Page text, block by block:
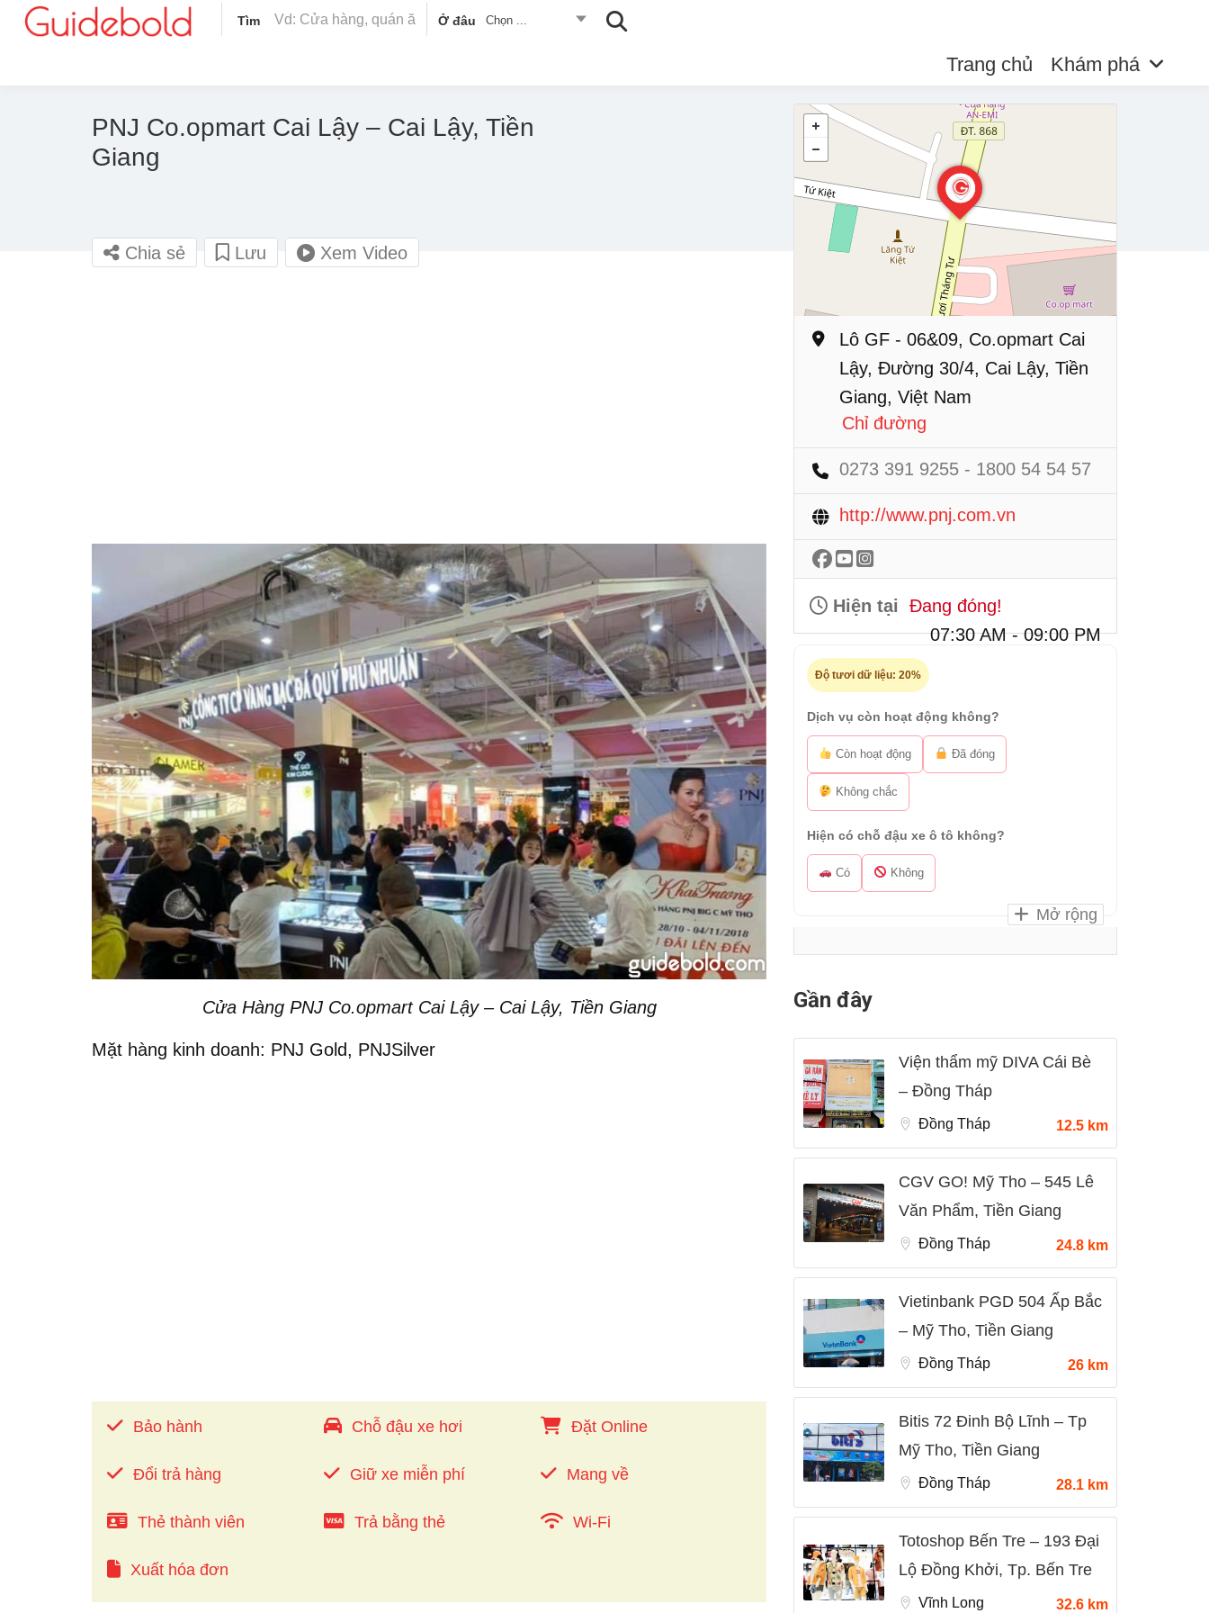
Tìm Ở đâu Chọn ...
Trang chủ Khám phá
PNJ Co.opmart Cai Lậy – Cai Lậy, Tiền
Giang
Chia sẻ Lưu Xem Video
Cửa Hàng PNJ Co.opmart Cai Lậy – Cai Lậy, Tiền Giang
Mặt hàng kinh doanh: PNJ Gold, PNJSilver
Bảo hành Chỗ đậu xe hơi Đặt Online
Đổi trả hàng Giữ xe miễn phí Mang về
Thẻ thành viên Trả bằng thẻ Wi-Fi
Xuất hóa đơn
Lô GF - 06&09, Co.opmart Cai
Lậy, Đường 30/4, Cai Lậy, Tiền
Giang, Việt Nam
Chỉ đường
0273 391 9255 - 1800 54 54 57
http://www.pnj.com.vn
Hiện tại
Đang đóng!
07:30 AM - 09:00 PM
Độ tươi dữ liệu: 20%
Dịch vụ còn hoạt động không?
Còn hoạt động Đã đóng
Không chắc
Hiện có chỗ đậu xe ô tô không?
Có Không
Mở rộng
Gần đây
Viện thẩm mỹ DIVA Cái Bè
– Đồng Tháp
Đồng Tháp 12.5 km
CGV GO! Mỹ Tho – 545 Lê
Văn Phẩm, Tiền Giang
Đồng Tháp 24.8 km
Vietinbank PGD 504 Ấp Bắc
– Mỹ Tho, Tiền Giang
Đồng Tháp 26 km
Bitis 72 Đinh Bộ Lĩnh – Tp
Mỹ Tho, Tiền Giang
Đồng Tháp 28.1 km
Totoshop Bến Tre – 193 Đại
Lộ Đồng Khởi, Tp. Bến Tre
Vĩnh Long 32.6 km